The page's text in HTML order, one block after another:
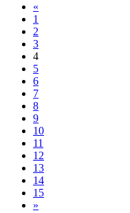
«
1
2
3
4
5
6
7
8
9
10
11
12
13
14
15
»